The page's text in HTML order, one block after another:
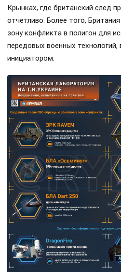
Крынках, где британский след
отчетливо. Более того,
зону конфликта в полигон для
передовых военных
инициатором.